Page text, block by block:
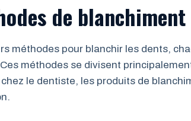
de
méthodes pour blanchir les dents,
méthodes se divisent
le dentiste, les produits de